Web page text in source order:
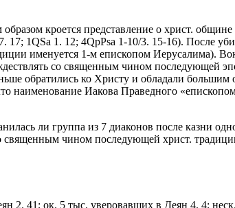
кроется представление о христ. общине
1QSa 1. 12; 4QpPsa 1-10/3. 15-16). После
именуется 1-м епископом Иерусалима).
со священным чином последующей
обратились ко Христу и обладали
наименование Иакова Праведного
ли группа из 7 диаконов после казни
священным чином последующей христ.
41; ок. 5 тыс. уверовавших в Деян 4. 4;